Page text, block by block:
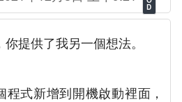
提供了我另一個想法。
程式新增到開機啟動裡面，